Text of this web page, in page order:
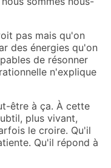
pas mais qu'on
des énergies qu'on
de résonner
n'explique
être à ça. À cette
plus vivant,
le croire. Qu'il
Qu'il répond à